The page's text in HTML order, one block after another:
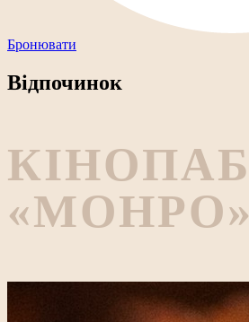
Бронювати
Відпочинок
КІНОПАБ
«МОНРО»